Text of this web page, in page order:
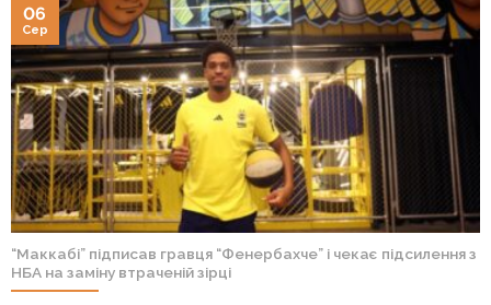
“Маккабі” підписав гравця “Фенербахче” і чекає підсилення з
НБА на заміну втраченій зірці
06
Сер